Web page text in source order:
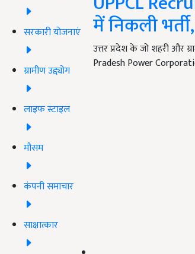
सरकारी योजनाएं
ग्रामीण उद्द्योग
लाइफ स्टाइल
मौसम
कंपनी समाचार
साक्षात्कार
में निकली
उत्तर प्रदेश के जो शहरी और
Pradesh Power